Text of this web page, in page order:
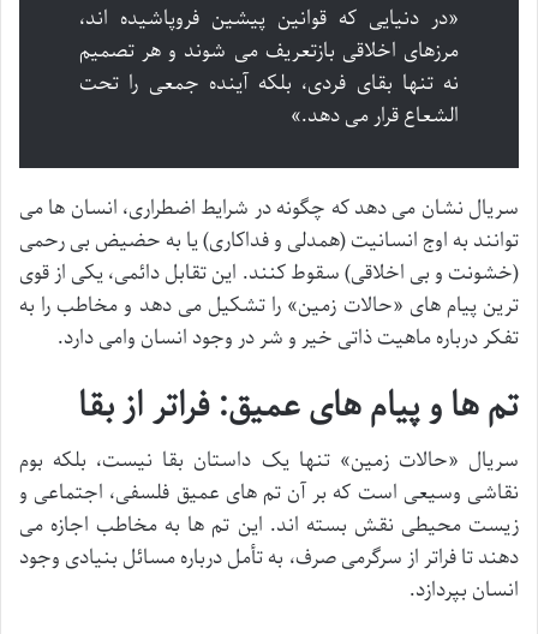
«در دنیایی که قوانین پیشین فروپاشیده اند،
مرزهای اخلاقی بازتعریف می شوند و هر تصمیم
نه تنها بقای فردی، بلکه آینده جمعی را تحت
الشعاع قرار می دهد.»
سریال نشان می دهد که چگونه در شرایط اضطراری، انسان ها می
توانند به اوج انسانیت (همدلی و فداکاری) یا به حضیض بی رحمی
(خشونت و بی اخلاقی) سقوط کنند. این تقابل دائمی، یکی از قوی
ترین پیام های «حالات زمین» را تشکیل می دهد و مخاطب را به
تفکر درباره ماهیت ذاتی خیر و شر در وجود انسان وامی دارد.
تم ها و پیام های عمیق: فراتر از بقا
سریال «حالات زمین» تنها یک داستان بقا نیست، بلکه بوم
نقاشی وسیعی است که بر آن تم های عمیق فلسفی، اجتماعی و
زیست محیطی نقش بسته اند. این تم ها به مخاطب اجازه می
دهند تا فراتر از سرگرمی صرف، به تأمل درباره مسائل بنیادی وجود
انسان بپردازد.